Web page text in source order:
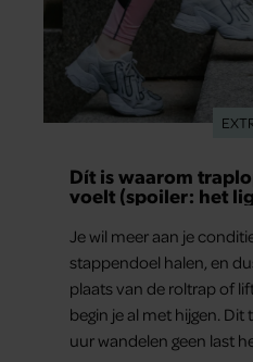
Dít is waarom
voelt (spoiler: het
Je wil meer aan je
stappendoel halen, en
plaats van de roltrap of
begin je al met hijgen. Dit
uur wandelen geen last